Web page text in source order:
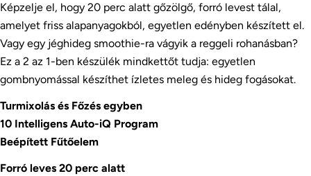
Képzelje el, hogy 20 perc alatt gőzölgő, forró levest tálal,
amelyet friss alapanyagokból, egyetlen edényben készített el.
Vagy egy jéghideg smoothie-ra vágyik a reggeli rohanásban?
Ez a 2 az 1-ben készülék mindkettőt tudja: egyetlen
gombnyomással készíthet ízletes meleg és hideg fogásokat.
Turmixolás és Főzés egyben
10 Intelligens Auto-iQ Program
Beépített Fűtőelem
Forró leves 20 perc alatt